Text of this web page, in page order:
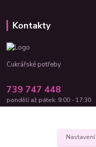
Kontakty
Cukrářské potřeby
739 747 448
pondělí až pátek: 9:00 - 17:30
Nastavení